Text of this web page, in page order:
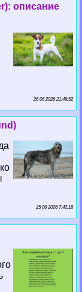
описание
26 06 2026 21:49:52
25 06 2026 7:42:18